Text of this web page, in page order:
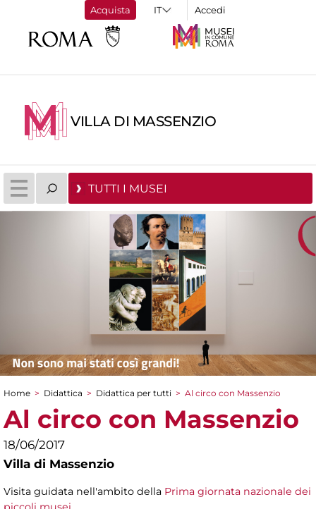
Acquista Accedi
VILLA DI MASSENZIO
TUTTI I MUSEI
Tu sei qui
Home > Didattica > Didattica per tutti > Al circo con Massenzio
Al circo con Massenzio
18/06/2017
Villa di Massenzio
Visita guidata nell'ambito della Prima giornata nazionale dei